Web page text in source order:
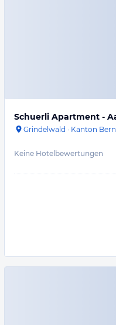
Schuerli Apartment -
Grindelwald · Kanton Bern
Keine Hotelbewertungen